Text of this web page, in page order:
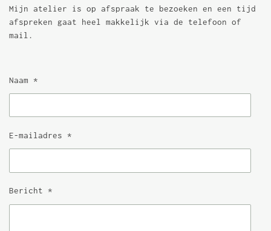
Mijn atelier is op afspraak te bezoeken en een tijd
afspreken gaat heel makkelijk via de telefoon of
mail.
Naam *
E-mailadres *
Bericht *